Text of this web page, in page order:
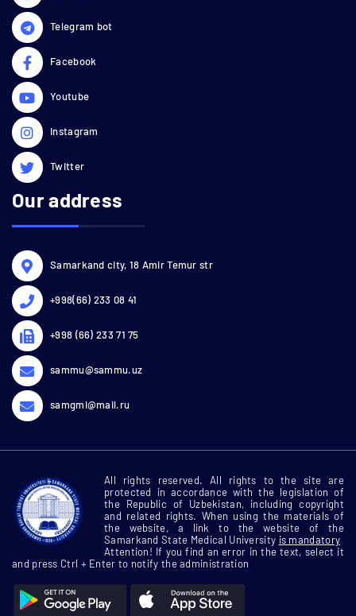
Telegram bot
Facebook
Youtube
Instagram
Twitter
Our address
Samarkand city, 18 Amir Temur str
+998(66) 233 08 41
+998 (66) 233 71 75
sammu@sammu.uz
samgmi@mail.ru
All rights reserved. All rights to the site are
protected in accordance with the legislation of
the Republic of Uzbekistan, including copyright
and related rights. When using the materials of
the website, a link to the website of the
Samarkand State Medical University is mandatory
Attention! If you find an error in the text, select it
and press Ctrl + Enter to notify the administration